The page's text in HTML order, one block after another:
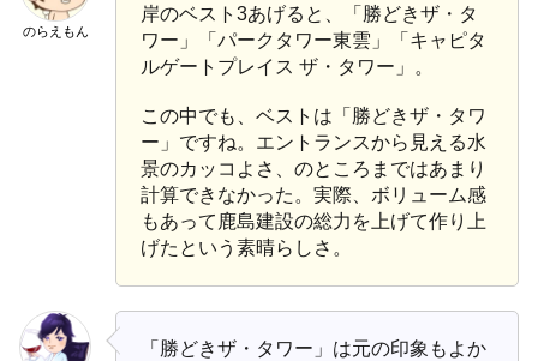
のらえもん
岸のベスト3あげると、「勝どきザ・タ
ワー」「パークタワー東雲」「キャピタ
ルゲートプレイス ザ・タワー」。
この中でも、ベストは「勝どきザ・タワ
ー」ですね。エントランスから見える水
景のカッコよさ、のところまではあまり
計算できなかった。実際、ボリューム感
もあって鹿島建設の総力を上げて作り上
げたという素晴らしさ。
「勝どきザ・タワー」は元の印象もよか